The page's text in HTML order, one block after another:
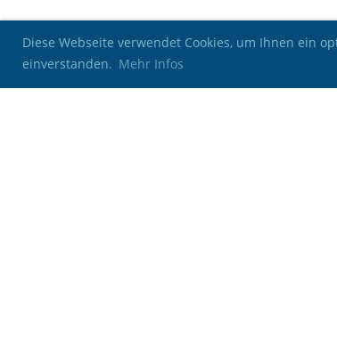
Diese Webseite verwendet Cookies, um Ihnen ein
einverstanden. Mehr Infos